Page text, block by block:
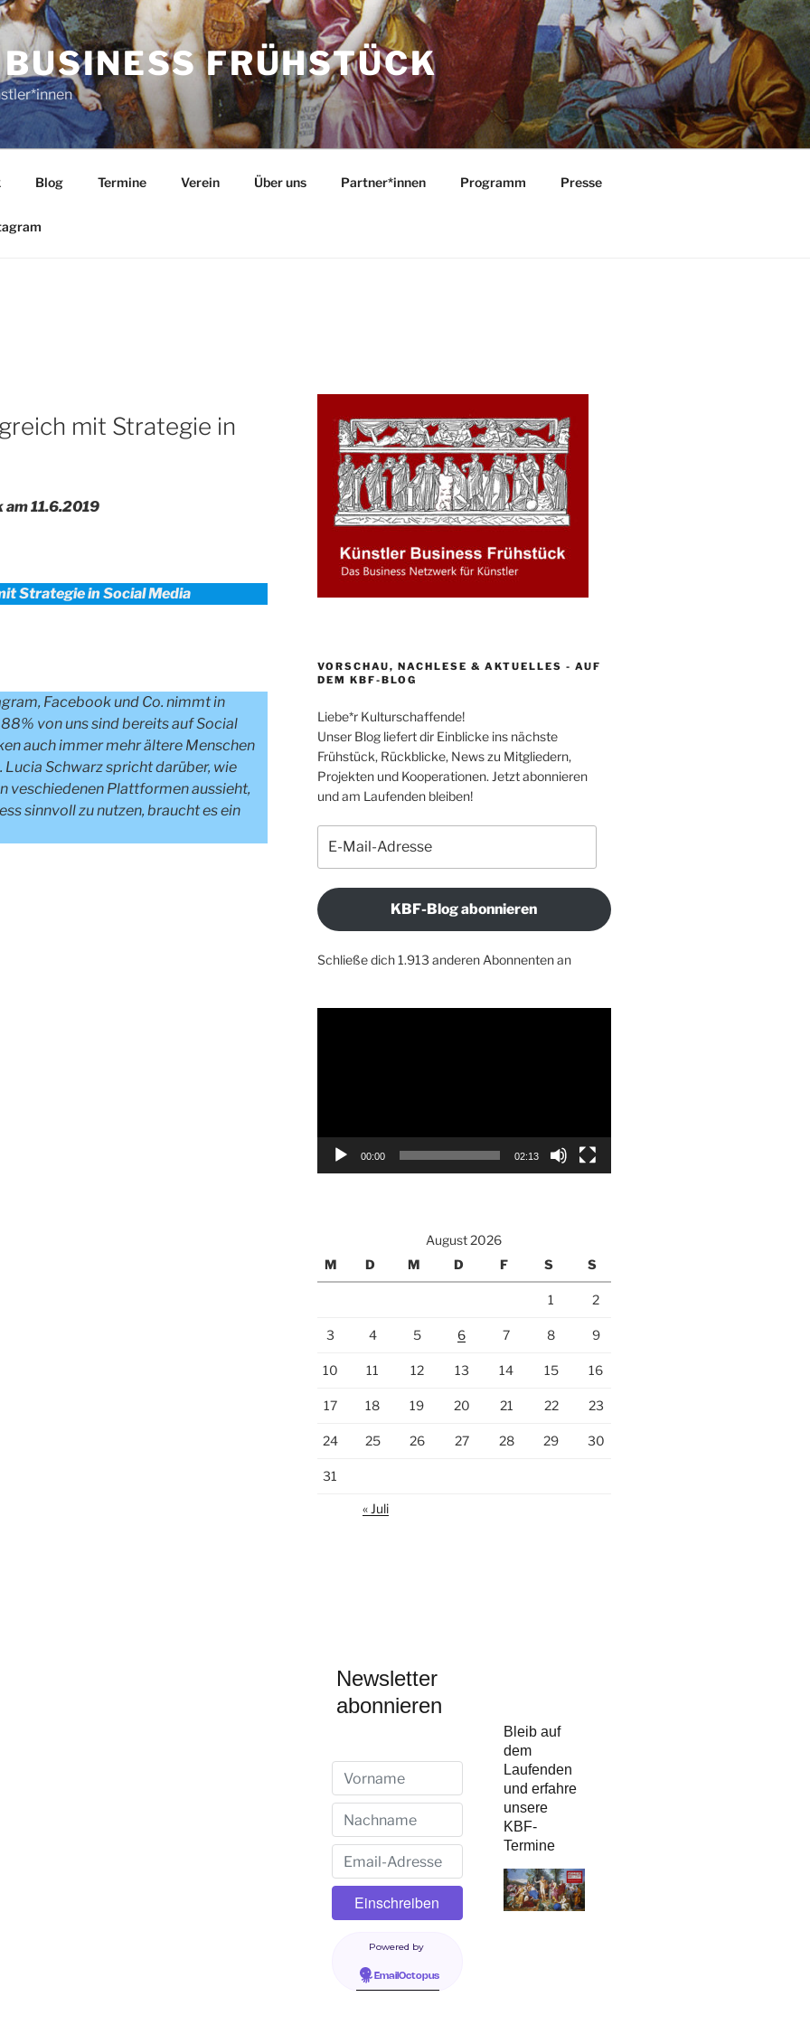
FRÜHSTÜCK
Blog Termine Verein Über uns Partner*innen Programm Presse
mit Strategie in
11.6.2019
Strategie in Social Media
Facebook und Co. nimmt in
von uns sind bereits auf Social
auch immer mehr ältere Menschen
Schwarz spricht darüber, wie
veschiedenen Plattformen aussieht,
sinnvoll zu nutzen, braucht es ein
VORSCHAU, NACHLESE & AKTUELLES - AUF
DEM KBF-BLOG
Liebe*r Kulturschaffende!
Unser Blog liefert dir Einblicke ins nächste
Frühstück, Rückblicke, News zu Mitgliedern,
Projekten und Kooperationen. Jetzt abonnieren
und am Laufenden bleiben!
Mail-
Adresse
KBF-Blog abonnieren
Schließe dich 1.913 anderen Abonnenten an
00:00 02:13
August 2026
M
D M D F S S
1 2
3 4 5 6 7 8 9
10 11 12 13 14 15 16
17 18 19 20 21 22 23
24 25 26 27 28 29 30
31
« Juli
Newsletter
abonnieren
Powered by
EmailOctopus
Bleib auf
dem
Laufenden
und erfahre
unsere
KBF-
Termine